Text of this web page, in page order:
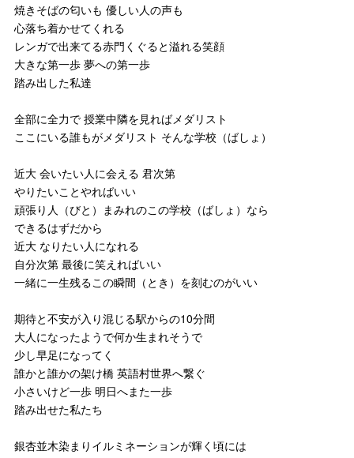
焼きそばの匂いも 優しい人の声も
心落ち着かせてくれる
レンガで出来てる赤門くぐると溢れる笑顔
大きな第一歩 夢への第一歩
踏み出した私達
全部に全力で 授業中隣を見ればメダリスト
ここにいる誰もがメダリスト そんな学校（ばしょ）
近大 会いたい人に会える 君次第
やりたいことやればいい
頑張り人（びと）まみれのこの学校（ばしょ）なら
できるはずだから
近大 なりたい人になれる
自分次第 最後に笑えればいい
一緒に一生残るこの瞬間（とき）を刻むのがいい
期待と不安が入り混じる駅からの10分間
大人になったようで何か生まれそうで
少し早足になってく
誰かと誰かの架け橋 英語村世界へ繋ぐ
小さいけど一歩 明日へまた一歩
踏み出せた私たち
銀杏並木染まりイルミネーションが輝く頃には